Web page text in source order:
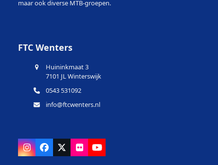
maar ook diverse MTB-groepen.
FTC Wenters
Huininkmaat 3
7101 JL Winterswijk
0543 531092
info@ftcwenters.nl
Instagram
Facebook
X FlickrYouTube